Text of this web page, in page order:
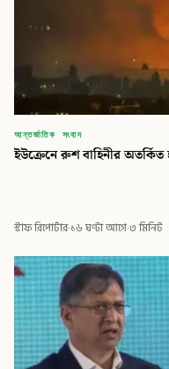
আন্তর্জাতিক সংবাদ
ইউক্রেনে রুশ বাহিনীর অতর্কিত
স্টাফ রিপোর্টার·১৬ ঘণ্টা আগে·৩ মিনিট